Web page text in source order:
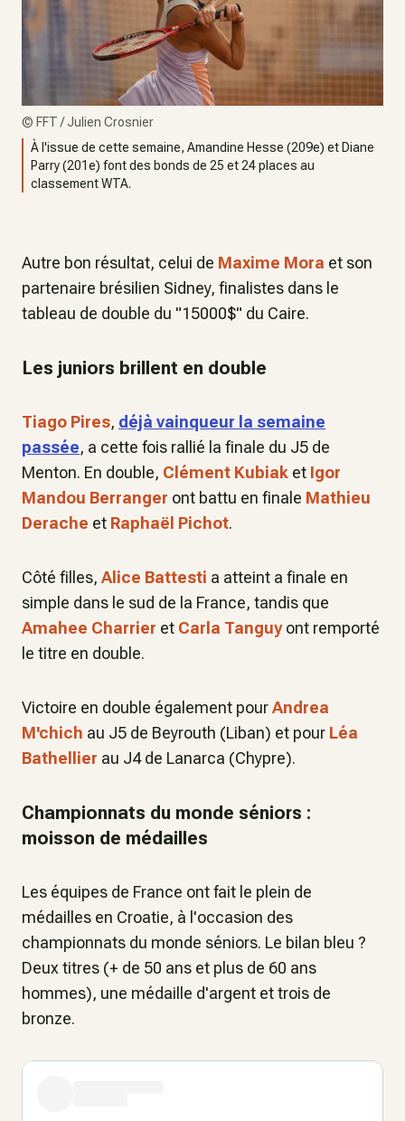
© FFT / Julien Crosnier
À l'issue de cette semaine, Amandine Hesse (209e) et Diane
Parry (201e) font des bonds de 25 et 24 places au
classement WTA.
Autre bon résultat, celui de Maxime Mora et son
partenaire brésilien Sidney, finalistes dans le
tableau de double du "15000$" du Caire.
Les juniors brillent en double
Tiago Pires, déjà vainqueur la semaine
passée, a cette fois rallié la finale du J5 de
Menton. En double, Clément Kubiak et Igor
Mandou Berranger ont battu en finale Mathieu
Derache et Raphaël Pichot.
Côté filles, Alice Battesti a atteint a finale en
simple dans le sud de la France, tandis que
Amahee Charrier et Carla Tanguyont remporté
le titre en double.
Victoire en double également pourAndrea
M'chich au J5 de Beyrouth (Liban) et pour Léa
Bathellier au J4 de Lanarca (Chypre).
Championnats du monde séniors :
moisson de médailles
Les équipes de France ont fait le plein de
médailles en Croatie, à l'occasion des
championnats du monde séniors. Le bilan bleu ?
Deux titres (+ de 50 ans et plus de 60 ans
hommes), une médaille d'argent et trois de
bronze.